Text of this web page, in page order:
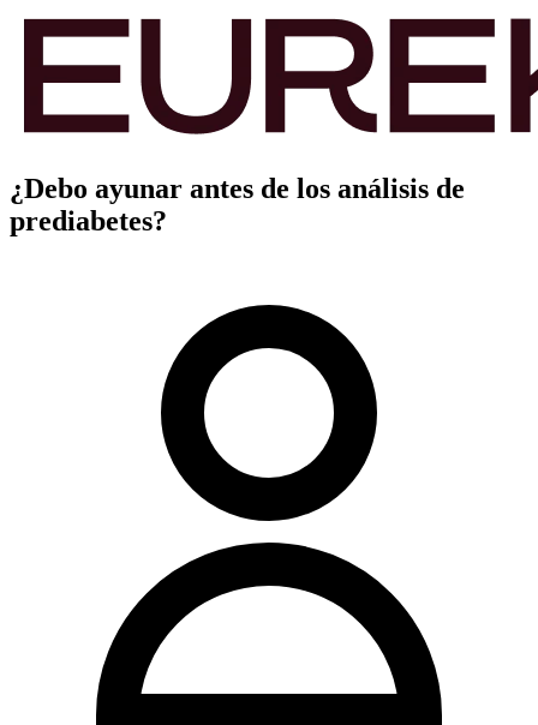
¿Debo ayunar antes de los análisis de
prediabetes?